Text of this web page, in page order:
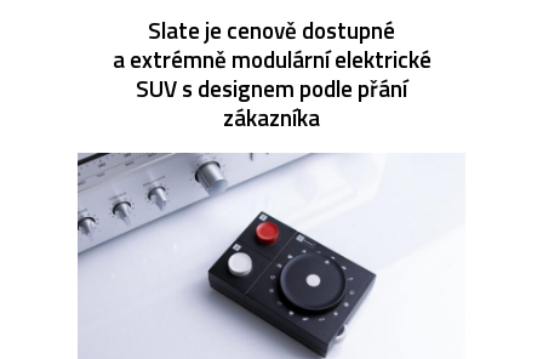
Slate je cenově dostupné
a extrémně modulární elektrické
SUV s designem podle přání
zákazníka